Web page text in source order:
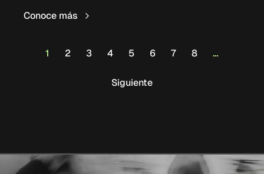
Conoce más
1 2 3 4 5 6 7 8 …
Siguiente